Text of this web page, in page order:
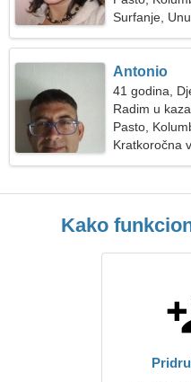
Surfanje,
Antonio
41 godina,
Radim u
Pasto,
Kratkoročna
Kako